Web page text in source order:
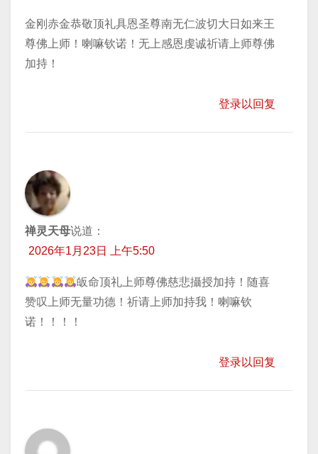
金刚赤金恭敬顶礼具恩圣尊南无仁波切大日如来王
尊佛上师！喇嘛钦诺！无上感恩虔诚祈请上师尊佛
加持！
登录以回复
禅灵天母说道：
2026年1月23日 上午5:50
皈命顶礼上师尊佛慈悲攝授加持！随喜
赞叹上师无量功德！祈请上师加持我！喇嘛钦
诺！！！！
登录以回复